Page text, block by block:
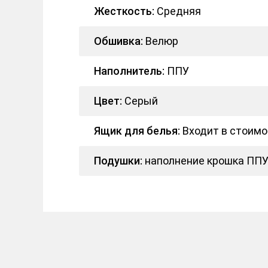
Жесткость: Средняя
Обшивка: Велюр
Наполнитель: ППУ
Цвет: Серый
Ящик для белья: Входит в
Подушки: наполнение крошка ППУ